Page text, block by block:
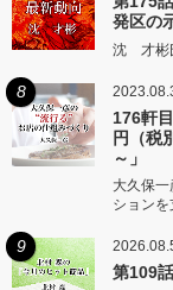
発区の
沈 才彬
8
176軒
円（税
～」
大久保
ション
9
第109